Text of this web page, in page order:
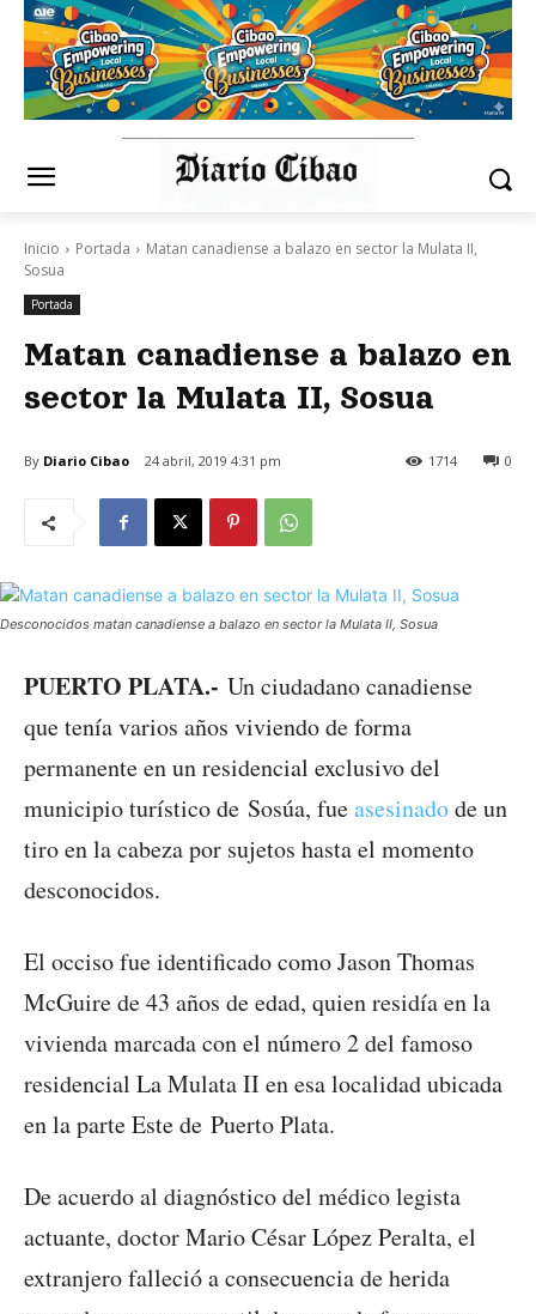
Inicio Portada
Matan canadiense a balazo en sector la Mulata II,
Sosua
Portada
Matan canadiense a balazo en
sector la Mulata II, Sosua
By Diario Cibao 24 abril, 2019 4:31 pm 0
1714
Desconocidos matan canadiense a balazo en sector la Mulata II, Sosua
PUERTO PLATA.- Un ciudadano canadiense
que tenía varios años viviendo de forma
permanente en un residencial exclusivo del
municipio turístico de Sosúa, fueasesinadode un
tiro en la cabeza por sujetos hasta el momento
desconocidos.
El occiso fue identificado como Jason Thomas
McGuire de 43 años de edad, quien residía en la
vivienda marcada con el número 2 del famoso
residencial La Mulata II en esa localidad ubicada
en la parte Este de Puerto Plata.
De acuerdo al diagnóstico del médico legista
actuante, doctor Mario César López Peralta, el
extranjero falleció a consecuencia de herida